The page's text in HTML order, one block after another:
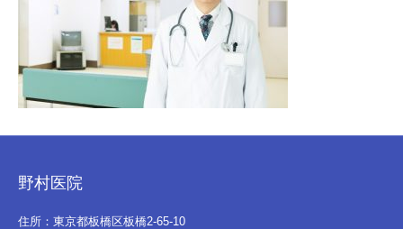
野村医院
住所：東京都板橋区板橋2-65-10